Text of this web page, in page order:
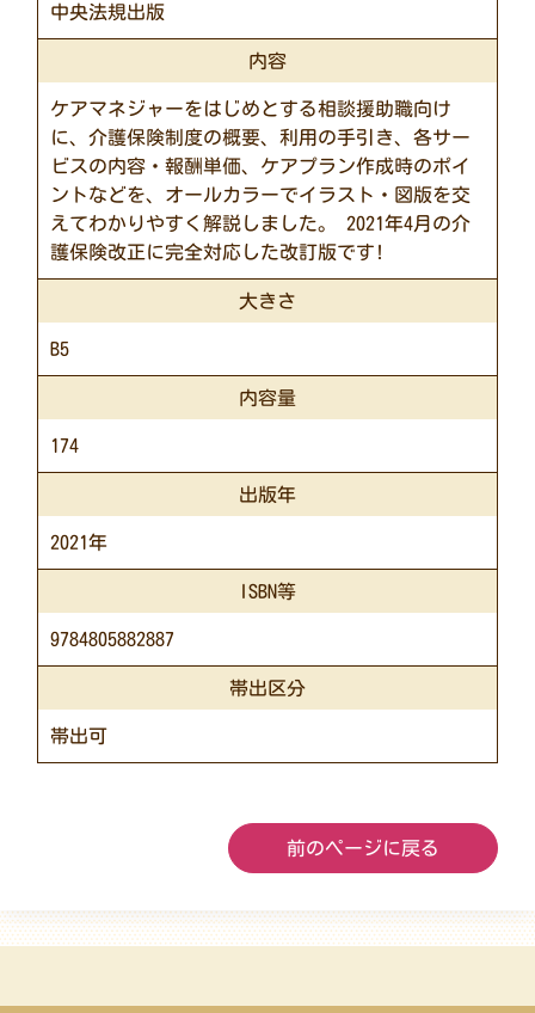
中央法規出版
内容
ケアマネジャーをはじめとする相談援助職向け
に、介護保険制度の概要、利用の手引き、各サー
ビスの内容・報酬単価、ケアプラン作成時のポイ
ントなどを、オールカラーでイラスト・図版を交
えてわかりやすく解説しました。 2021年4月の介
護保険改正に完全対応した改訂版です!
大きさ
B5
内容量
174
出版年
2021年
ISBN等
9784805882887
帯出区分
帯出可
前のページに戻る